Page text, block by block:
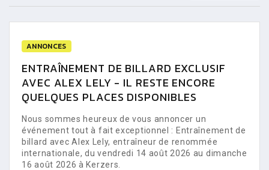
ANNONCES
ENTRAÎNEMENT DE BILLARD EXCLUSIF
AVEC ALEX LELY - IL RESTE ENCORE
QUELQUES PLACES DISPONIBLES
Nous sommes heureux de vous annoncer un
événement tout à fait exceptionnel : Entraînement de
billard avec Alex Lely, entraîneur de renommée
internationale, du vendredi 14 août 2026 au dimanche
16 août 2026 à Kerzers.